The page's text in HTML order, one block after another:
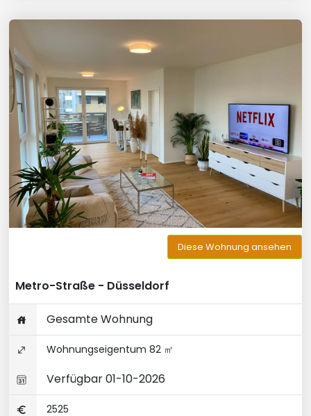
Diese Wohnung ansehen
Metro-Straße - Düsseldorf
Gesamte Wohnung
Wohnungseigentum 82 ㎡
Verfügbar 01-10-2026
2525